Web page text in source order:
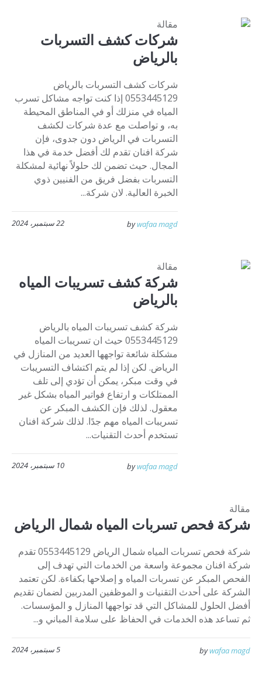
مقالة
شركات كشف التسربات
بالرياض
شركات كشف التسربات بالرياض
0553445129 إذا كنت تواجه مشاكل تسرب
المياه في منزلك أو في المناطق المحيطة
به، و تواصلت مع عدة شركات لكشف
التسربات في الرياض دون جدوى، فإن
شركة افنان تقدم لك أفضل خدمة في هذا
المجال. حيث تضمن لك حلولاً نهائية لمشكلة
التسربات بفضل فريق من الفنيين ذوي
الخبرة العالية. لان شركة...
22 سبتمبر، 2024 bywafaa magd
مقالة
شركة كشف تسريبات المياه
بالرياض
شركة كشف تسريبات المياه بالرياض
0553445129 حيث ان تسريبات المياه
مشكلة شائعة تواجهها العديد من المنازل في
الرياض. لكن إذا لم يتم اكتشاف التسريبات
في وقت مبكر، يمكن أن تؤدي إلى تلف
الممتلكات و ارتفاع فواتير المياه بشكل غير
معقول. لذلك فإن الكشف المبكر عن
تسريبات المياه مهم جدًا. لذلك شركة افنان
تستخدم أحدث التقنيات...
10 سبتمبر، 2024 bywafaa magd
مقالة
شركة فحص تسربات المياه شمال الرياض
شركة فحص تسربات المياه شمال الرياض 0553445129 تقدم
شركة افنان مجموعة واسعة من الخدمات التي تهدف إلى
الفحص المبكر عن تسربات المياه و إصلاحها بكفاءة. لكن تعتمد
الشركة على أحدث التقنيات و الموظفين المدربين لضمان تقديم
أفضل الحلول للمشاكل التي قد تواجهها المنازل و المؤسسات.
ثم تساعد هذه الخدمات في الحفاظ على سلامة المباني و...
5 سبتمبر، 2024 bywafaa magd